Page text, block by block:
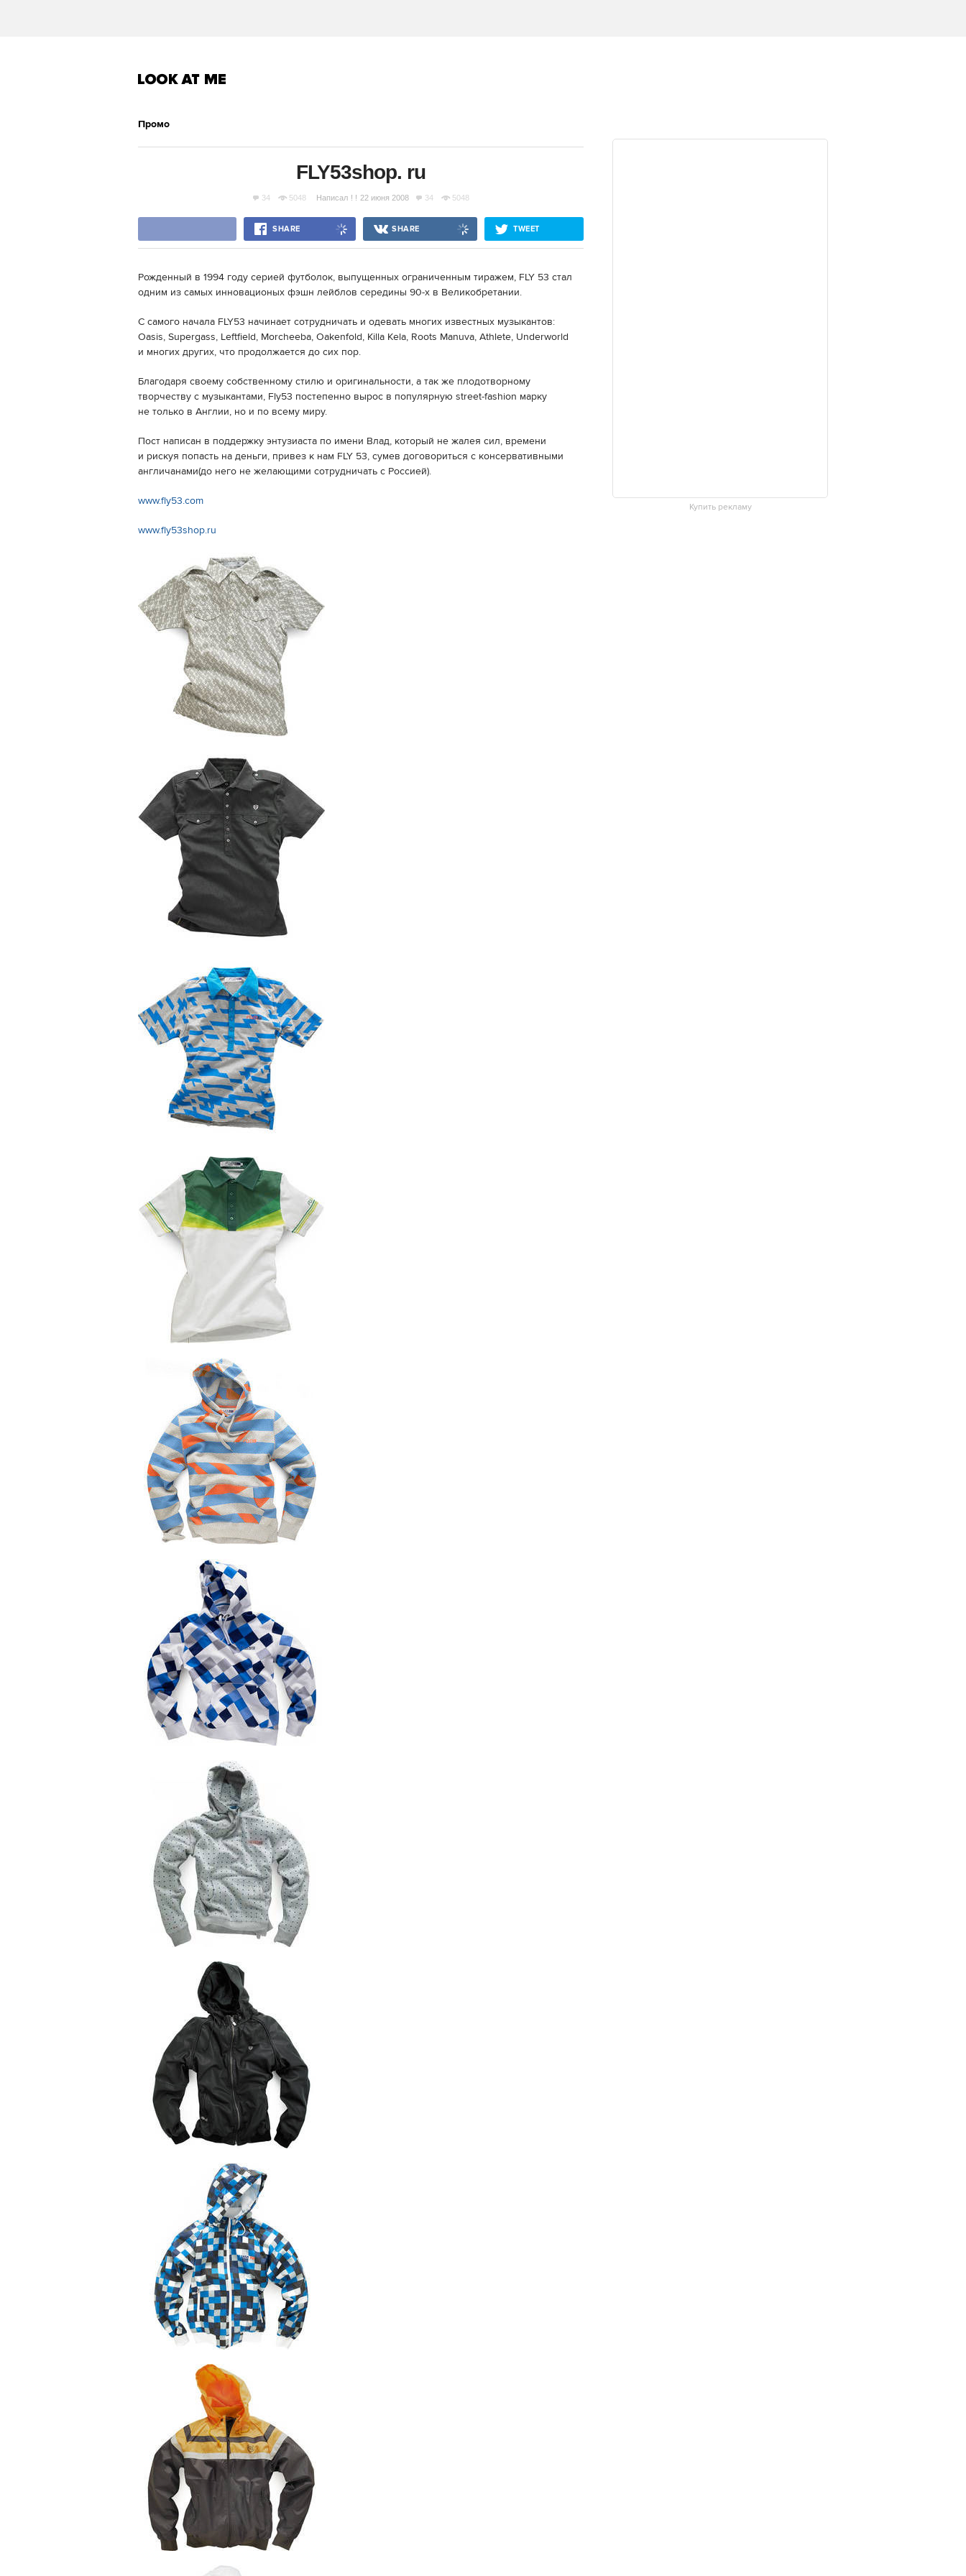
Промо
FLY53shop. ru
34 5048 Написал ! ! 22 июня 2008 34 5048
SHARE SHARE TWEET
Рожденный в 1994 году серией футболок, выпущенных ограниченным тиражем, FLY 53 стал
одним из самых инновационых фэшн лейблов середины 90-х в Великобретании.
C самого начала FLY53 начинает сотрудничать и одевать многих известных музыкантов:
Oasis, Supergass, Leftfield, Morcheeba, Oakenfold, Killa Kela, Roots Manuva, Athlete, Underworld
и многих других, что продолжается до сих пор.
Благодаря своему собственному стилю и оригинальности, а так же плодотворному
творчеству с музыкантами, Fly53 постепенно вырос в популярную street-fashion марку
не только в Англии, но и по всему миру.
Пост написан в поддержку энтузиаста по имени Влад, который не жалея сил, времени
и рискуя попасть на деньги, привез к нам FLY 53, сумев договориться с консервативными
англичанами(до него не желающими сотрудничать с Россией).
www.fly53.com
www.fly53shop.ru
Купить рекламу